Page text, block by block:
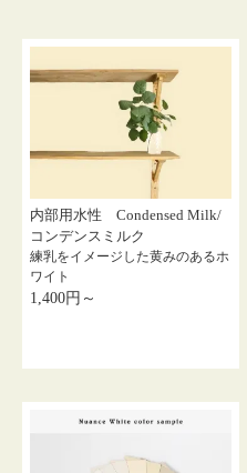
内部用水性 Condensed Milk/
コンデンスミルク
練乳をイメージした黄みのあるホ
ワイト
1,400円～